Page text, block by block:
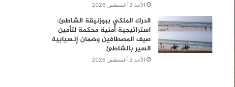
الأحد 2 أغسطس 2026
الدرك الملكي ببوزنيقة الشاطئ:
استراتيجية أمنية محكمة لتأمين
صيف المصطافين وضمان إنسيابية
السير بالشاطئ
الأحد 2 أغسطس 2026